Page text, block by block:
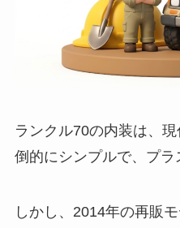
ランクル70の内装は、
倒的にシンプルで、プラ
しかし、2014年の再販